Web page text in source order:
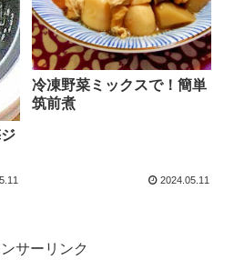
冷凍野菜ミックスで！簡単
筑前煮
2024.05.11
サーリンク